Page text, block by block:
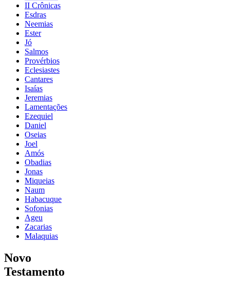
II Crônicas
Esdras
Neemias
Ester
Jó
Salmos
Provérbios
Eclesiastes
Cantares
Isaías
Jeremias
Lamentações
Ezequiel
Daniel
Oseias
Joel
Amós
Obadias
Jonas
Miqueias
Naum
Habacuque
Sofonias
Ageu
Zacarias
Malaquias
Novo
Testamento